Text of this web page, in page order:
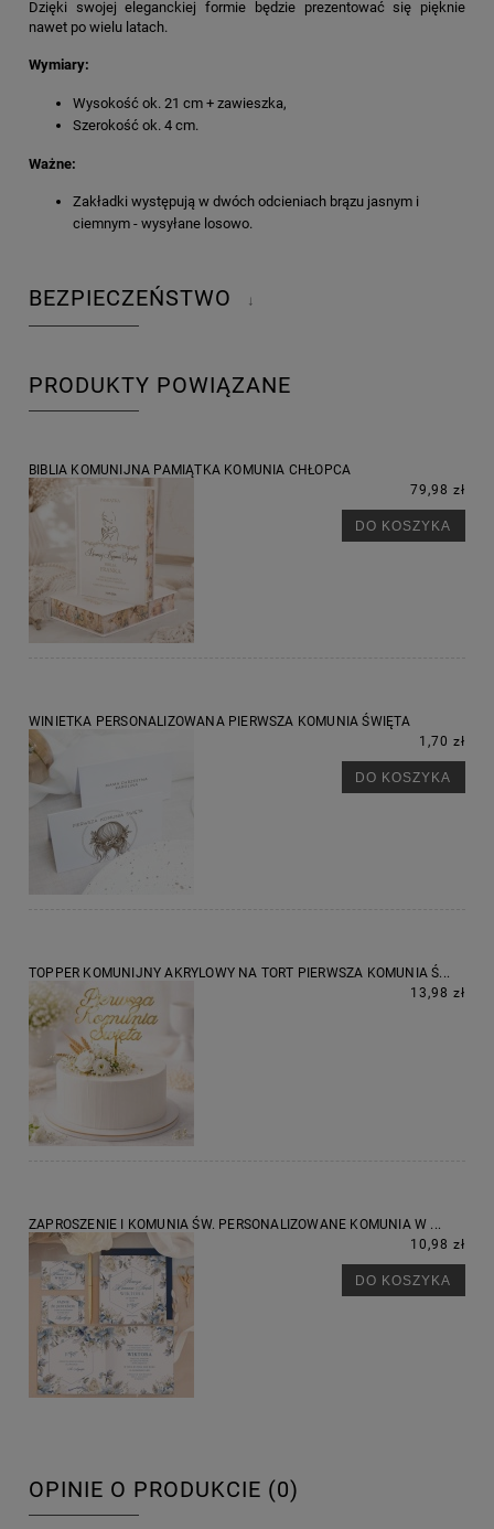
Dzięki swojej eleganckiej formie będzie prezentować się pięknie
nawet po wielu latach.
Wymiary:
Wysokość ok. 21 cm + zawieszka,
Szerokość ok. 4 cm.
Ważne:
Zakładki występują w dwóch odcieniach brązu jasnym i
ciemnym - wysyłane losowo.
BEZPIECZEŃSTWO ↓
PRODUKTY POWIĄZANE
BIBLIA KOMUNIJNA PAMIĄTKA KOMUNIA CHŁOPCA
79,98 zł
DO KOSZYKA
WINIETKA PERSONALIZOWANA PIERWSZA KOMUNIA ŚWIĘTA
1,70 zł
DO KOSZYKA
TOPPER KOMUNIJNY AKRYLOWY NA TORT PIERWSZA KOMUNIA Ś...
13,98 zł
ZAPROSZENIE I KOMUNIA ŚW. PERSONALIZOWANE KOMUNIA W ...
10,98 zł
DO KOSZYKA
OPINIE O PRODUKCIE (0)